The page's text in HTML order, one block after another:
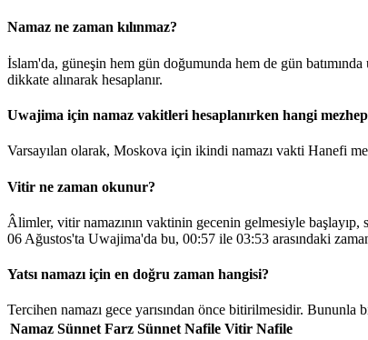
Namaz ne zaman kılınmaz?
İslam'da, güneşin hem gün doğumunda hem de gün
dikkate alınarak hesaplanır.
Uwajima için namaz vakitleri hesaplanırken hangi
Varsayılan olarak, Moskova için ikindi namazı vakti Hanefi
Vitir ne zaman okunur?
Âlimler, vitir namazının vaktinin gecenin gelmesiyle
06 Ağustos'ta Uwajima'da bu, 00:57 ile 03:53 arasındaki
Yatsı namazı için en doğru zaman hangisi?
Tercihen namazı gece yarısından önce bitirilmesidir. Bununla
Namaz Sünnet Farz Sünnet Nafile Vitir Nafile